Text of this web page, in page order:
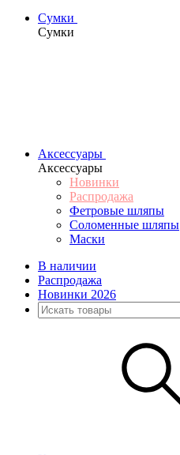
Сумки
Сумки
Аксессуары
Аксессуары
Новинки
Распродажа
Фетровые шляпы
Соломенные шляпы
Маски
В наличии
Распродажа
Новинки 2026